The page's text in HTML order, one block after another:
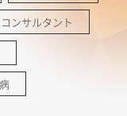
ンサルタント